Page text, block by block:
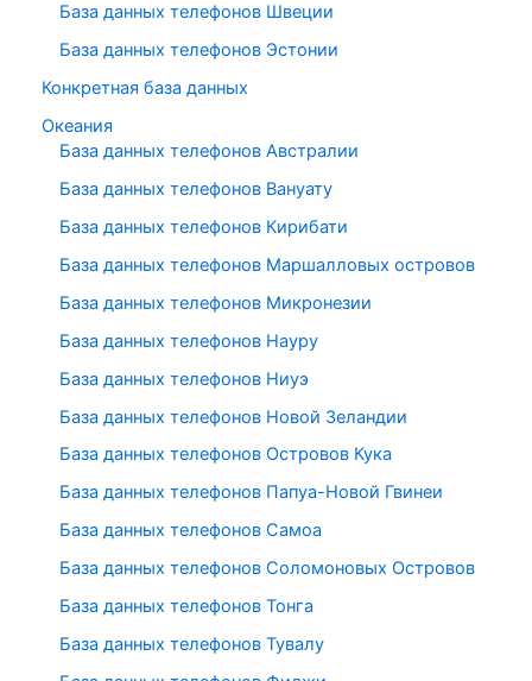
База данных телефонов Швеции
База данных телефонов Эстонии
Конкретная база данных
Океания
База данных телефонов Австралии
База данных телефонов Вануату
База данных телефонов Кирибати
База данных телефонов Маршалловых островов
База данных телефонов Микронезии
База данных телефонов Науру
База данных телефонов Ниуэ
База данных телефонов Новой Зеландии
База данных телефонов Островов Кука
База данных телефонов Папуа-Новой Гвинеи
База данных телефонов Самоа
База данных телефонов Соломоновых Островов
База данных телефонов Тонга
База данных телефонов Тувалу